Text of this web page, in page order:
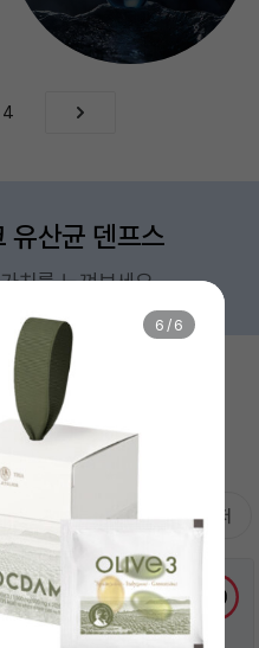
4
유산균 덴프스
치를 느껴보세요
리빙 전자 스포츠/레저
1/ 6